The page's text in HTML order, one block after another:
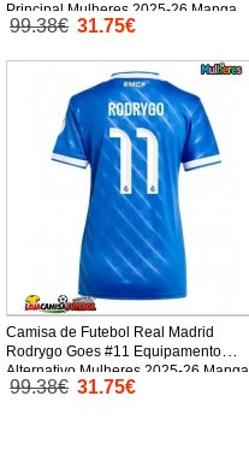
Principal Mulheres 2025-26 Manga
Curta
99.38€ 31.75€
Camisa de Futebol Real Madrid
Rodrygo Goes #11 Equipamento
Alternativo Mulheres 2025-26 Manga
Curta
99.38€ 31.75€